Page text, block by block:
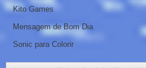
Kito Games
Mensagem de Bom Dia
Sonic para Colorir